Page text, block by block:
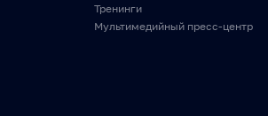
Тренинги
Мультимедийный пресс-центр